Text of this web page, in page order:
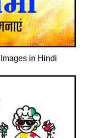
in Hindi